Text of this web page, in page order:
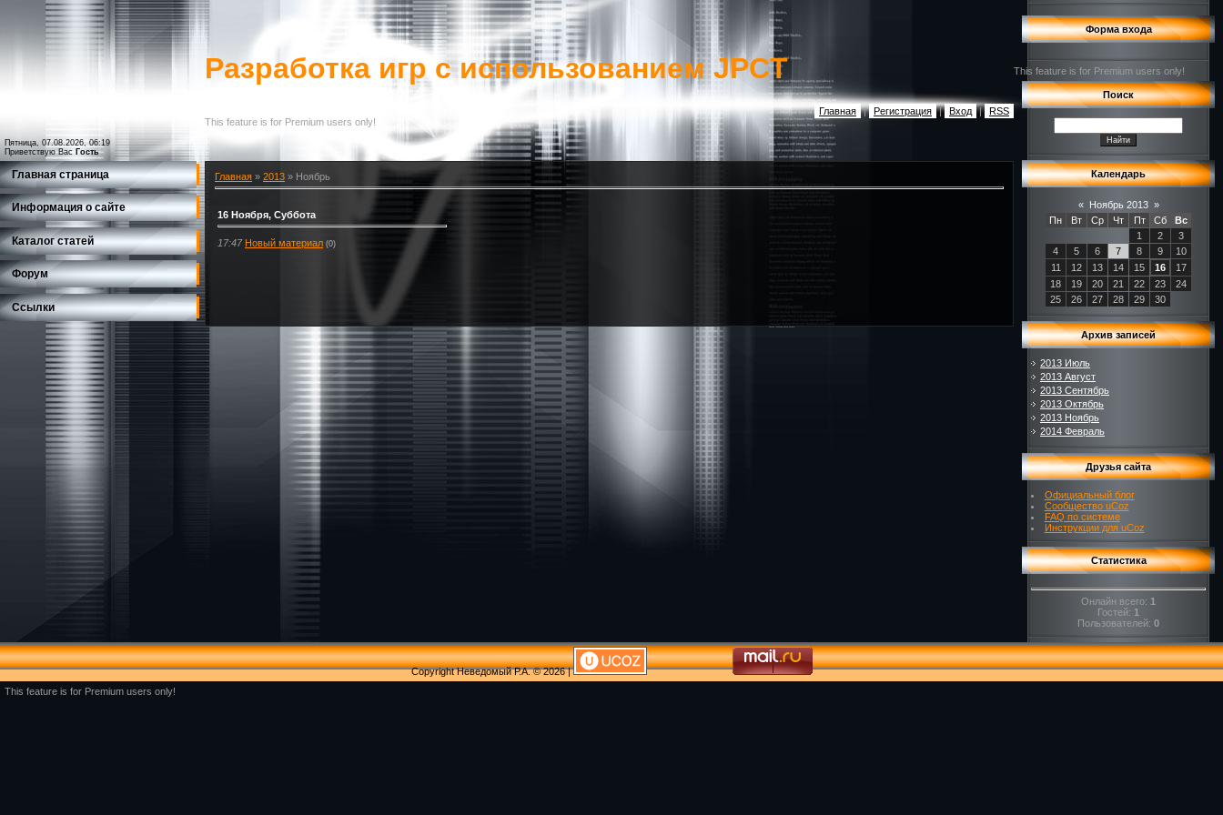
Пятница, 07.08.2026, 06:19
Приветствую Вас Гость
Разработка игр c использованием JPCT
Главная | Регистрация | Вход | RSS
This feature is for Premium users only!
Главная страница
Информация о сайте
Каталог статей
Форум
Ссылки
Главная » 2013 » Ноябрь
16 Ноября, Суббота
17:47 Новый материал (0)
Форма входа
This feature is for Premium users only!
Поиск
Календарь
« Ноябрь 2013 »
Пн
Вт Ср Чт Пт Сб
Вс
1
2
3
4
5 6 7 8 9
10
11
12 13 14 15 16
17
18
19 20 21 22 23
24
25
26 27 28 29 30
Архив записей
2013 Июль
2013 Август
2013 Сентябрь
2013 Октябрь
2013 Ноябрь
2014 Февраль
Друзья сайта
Официальный блог
Сообщество uCoz
FAQ по системе
Инструкции для uCoz
Статистика
Онлайн всего: 1
Гостей: 1
Пользователей: 0
Copyright Неведомый Р.А. © 2026|
This feature is for Premium users only!